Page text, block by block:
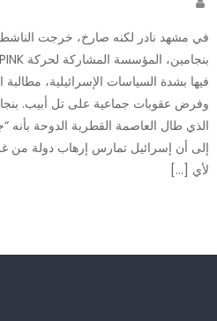
في مشهد نادر لكنه صارخ، خرجت الناشطة
فيها بشدة السياسات الإسرائيلية، مطالبة
وفرض عقوبات جماعية على تل أبيب.
الذي طال العاصمة القطرية الدوحة بأنه
إلى أن إسرائيل تمارس إرهاب دولة من
لأي […]